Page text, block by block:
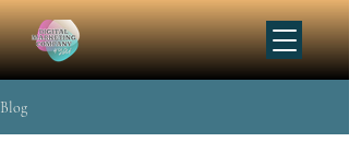
Blog